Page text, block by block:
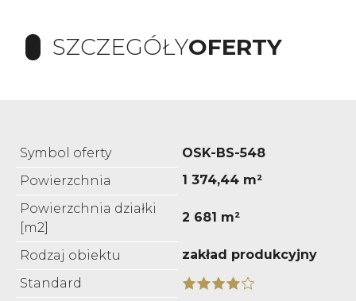
SZCZEGÓŁYOFERTY
Symbol oferty
OSK-BS-548
Powierzchnia
1 374,44 m²
Powierzchnia działki
[m2]
2 681 m²
Rodzaj obiektu
zakład produkcyjny
Standard